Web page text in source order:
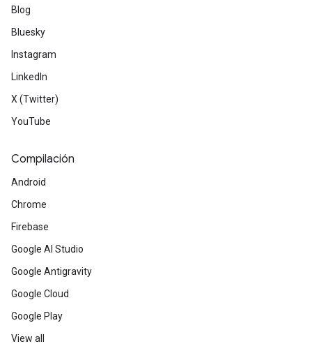
Blog
Bluesky
Instagram
LinkedIn
X (Twitter)
YouTube
Compilación
Android
Chrome
Firebase
Google AI Studio
Google Antigravity
Google Cloud
Google Play
View all